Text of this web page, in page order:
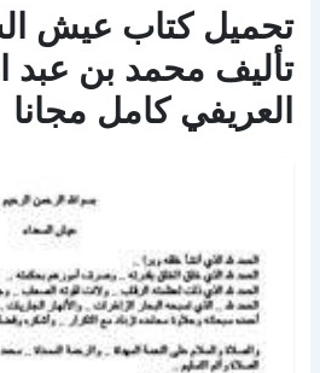
تأليف محمد بن عبد
العريفي كامل مجانا